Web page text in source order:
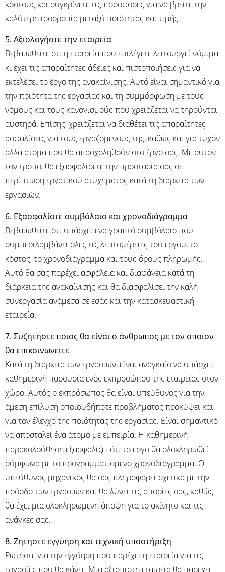
κόστους και συγκρίνετε τις προσφορές για να βρείτε την
καλύτερη ισορροπία μεταξύ ποιότητας και τιμής.
5. Αξιολογήστε την εταιρεία
Βεβαιωθείτε ότι η εταιρεία που επιλέγετε λειτουργεί νόμιμα
κι έχει τις απαραίτητες άδειες και πιστοποιήσεις για να
εκτελέσει το έργο της ανακαίνισης. Αυτό είναι σημαντικό για
την ποιότητα της εργασίας και τη συμμόρφωση με τους
νόμους και τους κανονισμούς που χρειάζεται να τηρούνται
αυστηρά. Επίσης, χρειάζεται να διαθέτει τις απαραίτητες
ασφαλίσεις για τους εργαζομένους της, καθώς και για τυχόν
άλλα άτομα που θα απασχοληθούν στο έργο σας. Με αυτόν
τον τρόπο, θα εξασφαλίσετε την προστασία σας σε
περίπτωση εργατικού ατυχήματος κατά τη διάρκεια των
εργασιών.
6. Εξασφαλίστε συμβόλαιο και χρονοδιάγραμμα
Βεβαιωθείτε ότι υπάρχει ένα γραπτό συμβόλαιο που
συμπεριλαμβάνει όλες τις λεπτομέρειες του έργου, το
κόστος, το χρονοδιάγραμμα και τους όρους πληρωμής.
Αυτό θα σας παρέχει ασφάλεια και διαφάνεια κατά τη
διάρκεια της ανακαίνισης και θα διασφαλίσει την καλή
συνεργασία ανάμεσα σε εσάς και την κατασκευαστική
εταιρεία.
7. Συζητήστε ποιος θα είναι ο άνθρωπος με τον οποίον
θα επικοινωνείτε
Κατά τη διάρκεια των εργασιών, είναι αναγκαίο να υπάρχει
καθημερινή παρουσία ενός εκπροσώπου της εταιρείας στον
χώρο. Αυτός ο εκπρόσωπος θα είναι υπεύθυνος για την
άμεση επίλυση οποιουδήποτε προβλήματος προκύψει και
για τον έλεγχο της ποιότητας της εργασίας. Είναι σημαντικό
να αποσταλεί ένα άτομο με εμπειρία. Η καθημερινή
παρακολούθηση εξασφαλίζει ότι το έργο θα ολοκληρωθεί
σύμφωνα με το προγραμματισμένο χρονοδιάγραμμα. Ο
υπεύθυνος μηχανικός θα σας πληροφορεί σχετικά με την
πρόοδο των εργασιών και θα λύνει τις απορίες σας, καθώς
θα έχει μία ολοκληρωμένη άποψη για το ακίνητο και τις
ανάγκες σας.
8. Ζητήστε εγγύηση και τεχνική υποστήριξη
Ρωτήστε για την εγγύηση που παρέχει η εταιρεία για τις
εργασίες που θα κάνει. Μια αξιόπιστη εταιρεία θα παρέχει